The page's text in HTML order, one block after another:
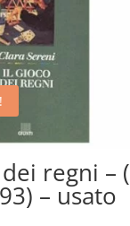
regni – (
– usato